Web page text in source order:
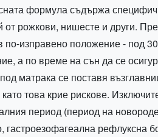
формула съдържа
от рожкови, нишесте и други.
изправено положение - под
а по време на сън да се
матрака се поставя
това крие рискове.
период (период на
гастроезофагеална